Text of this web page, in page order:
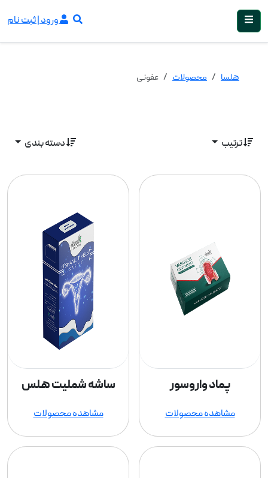
ورود | ثبت نام
هلسا محصولات عفونی
ترتیب
پماد واروسور
مشاهده محصولات
ساشه شملیت هلس
مشاهده محصولات